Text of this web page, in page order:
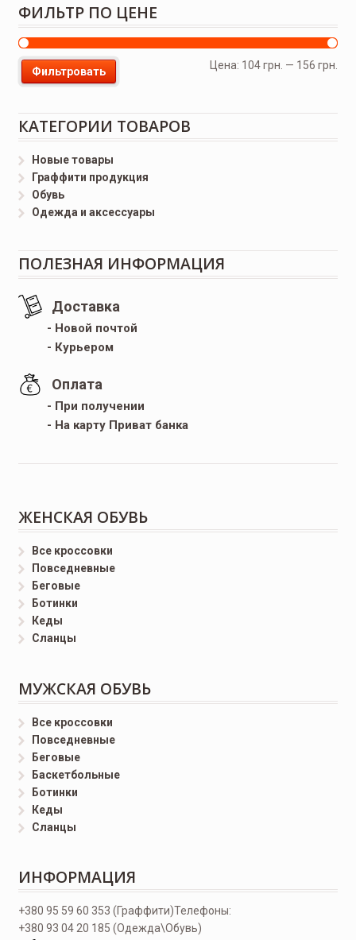
ФИЛЬТР ПО ЦЕНЕ
Фильтровать
Цена: 104 грн. — 156 грн.
КАТЕГОРИИ ТОВАРОВ
Новые товары
Граффити продукция
Обувь
Одежда и аксессуары
ПОЛЕЗНАЯ ИНФОРМАЦИЯ
Доставка
- Новой почтой
- Курьером
Оплата
- При получении
- На карту Приват банка
ЖЕНСКАЯ ОБУВЬ
Все кроссовки
Повседневные
Беговые
Ботинки
Кеды
Сланцы
МУЖСКАЯ ОБУВЬ
Все кроссовки
Повседневные
Беговые
Баскетбольные
Ботинки
Кеды
Сланцы
ИНФОРМАЦИЯ
Телефоны:
+380 95 59 60 353 (Граффити)
+380 93 04 20 185 (Одежда\Обувь)